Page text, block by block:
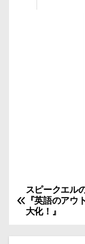
投
稿
スピークエル
『英語のアウ
大化！』